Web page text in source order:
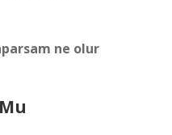
ne olur